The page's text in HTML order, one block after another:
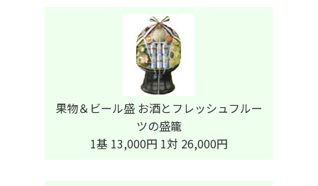
果物＆ビール盛 お酒とフレッシュフルー
ツの盛籠
1基 13,000円 1対 26,000円